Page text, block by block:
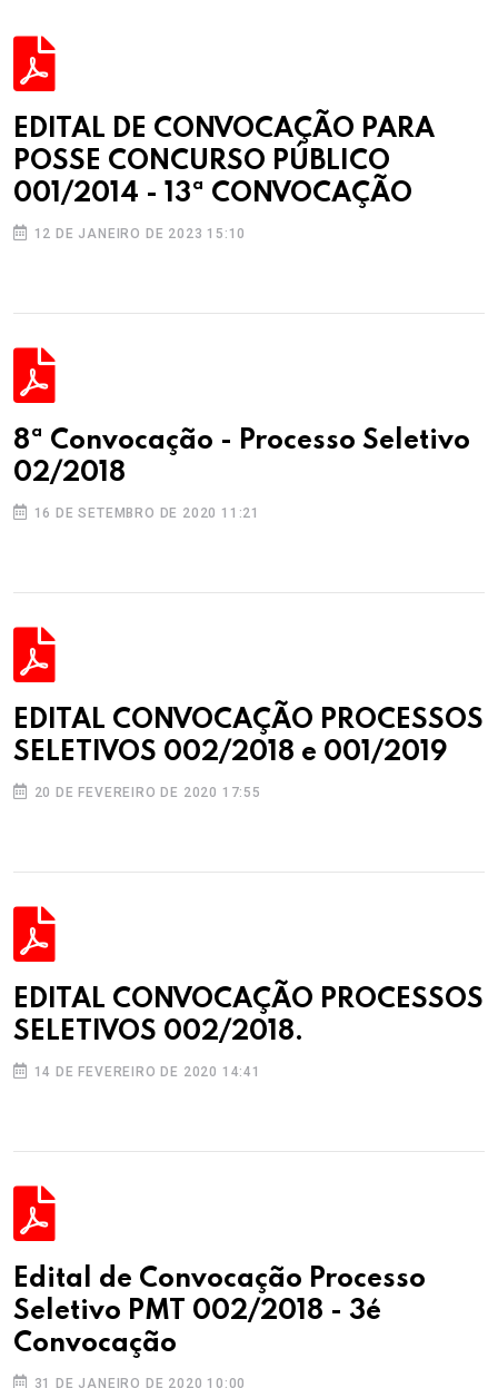
EDITAL DE CONVOCAÇÃO PARA
POSSE CONCURSO PÚBLICO
001/2014 - 13ª CONVOCAÇÃO
12 DE JANEIRO DE 2023 15:10
8ª Convocação - Processo Seletivo
02/2018
16 DE SETEMBRO DE 2020 11:21
EDITAL CONVOCAÇÃO PROCESSOS
SELETIVOS 002/2018 e 001/2019
20 DE FEVEREIRO DE 2020 17:55
EDITAL CONVOCAÇÃO PROCESSOS
SELETIVOS 002/2018.
14 DE FEVEREIRO DE 2020 14:41
Edital de Convocação Processo
Seletivo PMT 002/2018 - 3é
Convocação
31 DE JANEIRO DE 2020 10:00